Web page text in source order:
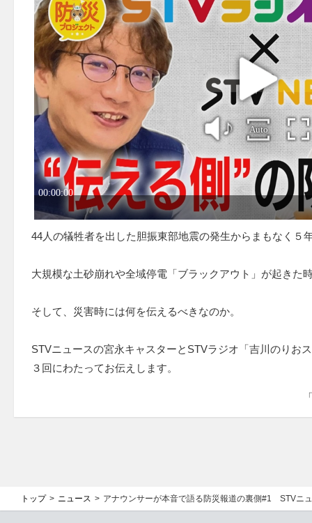
44人の犠牲者を出した胆振東部地震の発生からまもなく５
大規模な土砂崩れや全域停電「ブラックアウト」が起きた
そして、災害時には何を伝えるべきなのか。
STVニュースの宮永キャスターとSTVラジオ「吉川のりお
３回にわたってお伝えします。
トップ ニュース アナウンサーが本音で語る防災報道の裏側#1 STVニ